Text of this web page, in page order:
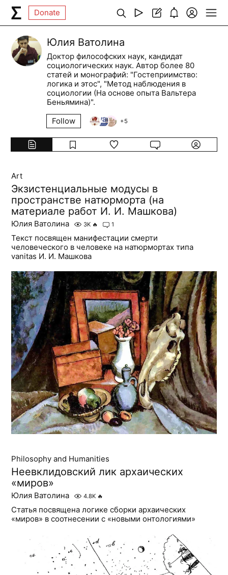
Donate
Юлия Ватолина
Доктор философских наук, кандидат
социологических наук. Автор более 80
статей и монографий: "Гостеприимство:
логика и этос", "Метод наблюдения в
социологии (На основе опыта Вальтера
Беньямина)".
Follow
+5
Art
Экзистенциальные модусы в
пространстве натюрморта (на
материале работ И. И. Машкова)
Юлия Ватолина 3K 🔥 1
Текст посвящен манифестации смерти
человеческого в человеке на натюрмортах типа
vanitas И. И. Машкова
Philosophy and Humanities
Неевклидовский лик архаических
«миров»
Юлия Ватолина 4.8K 🔥
Статья посвящена логике сборки архаических
«миров» в соотнесении с «новыми онтологиями»